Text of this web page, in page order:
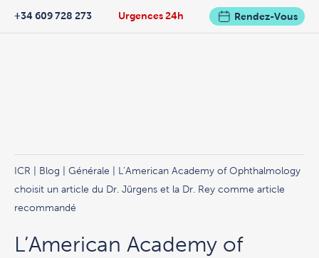
Urgences 24h
+34 609 728 273 Rendez-Vous
ICR Blog Générale | L’American Academy of Ophthalmology
choisit un article du Dr. Jürgens et la Dr. Rey comme article
recommandé
L’American Academy of